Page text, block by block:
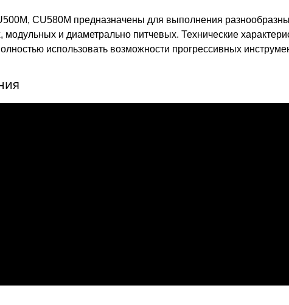
CU580M предназначены для выполнения
и диаметрально питчевых. Технические
использовать возможности прогрессивных